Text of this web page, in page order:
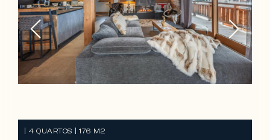
| 4 QUARTOS | 176 M2